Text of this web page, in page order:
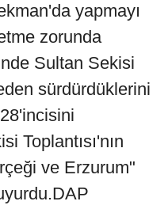
yapmayı
zorunda
Sultan Sekisi
sürdürdüklerini
Toplantısı'nın
ve Erzurum"